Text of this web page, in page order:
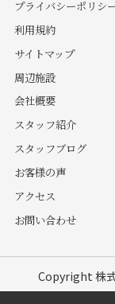
プライバシーポリシ
利用規約
サイトマップ
周辺施設
会社概要
スタッフ紹介
スタッフブログ
お客様の声
アクセス
お問い合わせ
Copyright 株